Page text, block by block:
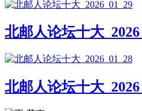
北邮人论坛十大
北邮人论坛十大